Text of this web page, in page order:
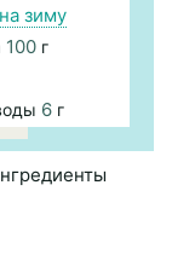
зиму
100г
6 г